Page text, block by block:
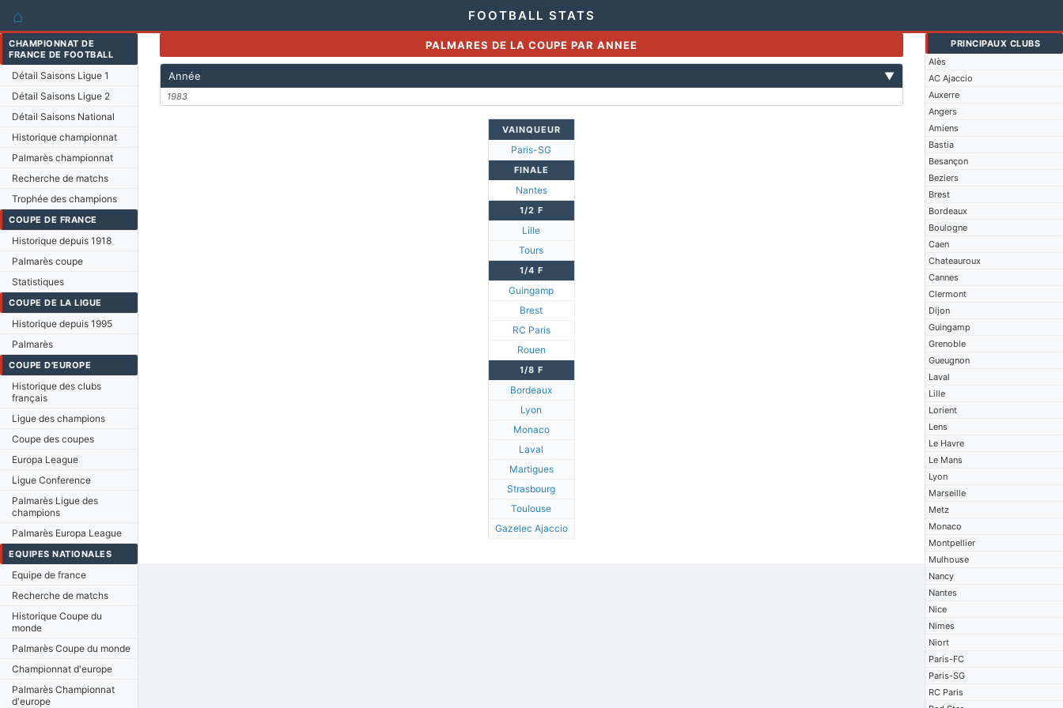
⌂ FOOTBALL STATS
CHAMPIONNAT DE
FRANCE DE FOOTBALL
Détail Saisons Ligue 1
Détail Saisons Ligue 2
Détail Saisons National
Historique championnat
Palmarès championnat
Recherche de matchs
Trophée des champions
COUPE DE FRANCE
Historique depuis 1918
Palmarès coupe
Statistiques
COUPE DE LA LIGUE
Historique depuis 1995
Palmarès
COUPE D'EUROPE
Historique des clubs
français
Ligue des champions
Coupe des coupes
Europa League
Ligue Conference
Palmarès Ligue des
champions
Palmarès Europa League
EQUIPES NATIONALES
Equipe de france
Recherche de matchs
Historique Coupe du
monde
Palmarès Coupe du monde
Championnat d'europe
Palmarès Championnat
d'europe
PRINCIPAUX CLUBS
Alès
AC Ajaccio
Auxerre
Angers
Amiens
Bastia
Besançon
Beziers
Brest
Bordeaux
Boulogne
Caen
Chateauroux
Cannes
Clermont
Dijon
Guingamp
Grenoble
Gueugnon
Laval
Lille
Lorient
Lens
Le Havre
Le Mans
Lyon
Marseille
Metz
Monaco
Montpellier
Mulhouse
Nancy
Nantes
Nice
Nimes
Niort
Paris-FC
Paris-SG
RC Paris
PALMARES DE LA COUPE PAR ANNEE
Année ▼
1983
VAINQUEUR
Paris-SG
FINALE
Nantes
1/2 F
Lille
Tours
1/4 F
Guingamp
Brest
RC Paris
Rouen
1/8 F
Bordeaux
Lyon
Monaco
Laval
Martigues
Strasbourg
Toulouse
Gazelec Ajaccio